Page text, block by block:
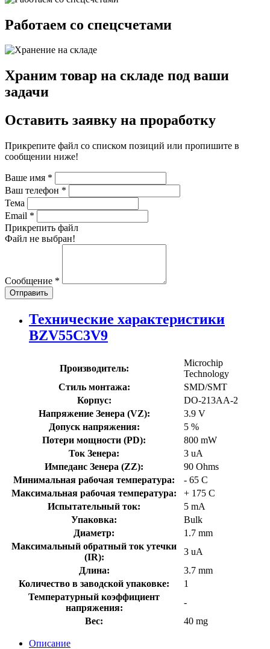
Работаем со спецсчетами
Храним товар на складе под ваши
задачи
Оставить заявку на проработку
Прикрепите файл со списком позиций или пропишите в
сообщении ниже!
Ваше имя *
Ваш телефон *
Тема
Email *
Прикрепить файл
Файл не выбран!
Сообщение *
Отправить
Технические характеристики
BZV55C3V9
Производитель:
Microchip
Technology
Стиль монтажа:
SMD/SMT
Корпус:
DO-213AA-2
Напряжение Зенера (VZ):
3.9 V
Допуск напряжения:
5 %
Потери мощности (PD):
800 mW
Ток Зенера:
3 uA
Импеданс Зенера (ZZ):
90 Ohms
Минимальная рабочая температура:
- 65 C
Максимальная рабочая температура:
+ 175 C
Испытательный ток:
5 mA
Упаковка:
Bulk
Диаметр:
1.7 mm
Максимальный обратный ток утечки
(IR):
3 uA
Длина:
3.7 mm
Количество в заводской упаковке:
1
Температурный коэффициент
напряжения:
-
Вес:
40 mg
Описание